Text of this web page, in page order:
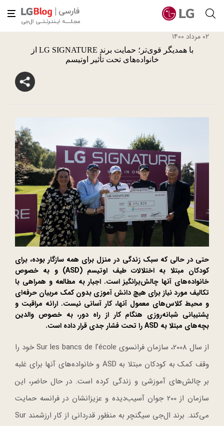
۰۲ مرداد ۱۴۰۰
با همدیگر قوی‌تر؛ حمایت برند LG SIGNATURE از
خانواده‌های تحت تأثیر اوتیسم
حتی در حالی که سبک زندگی در منزل برای همه سازگار بوده، برای
کودکان مبتلا به اختلالات طیف اوتیسم (ASD) و به خصوص
خانواده‌های آنها چالش‌برانگیز است. اجبار به مطالعه و همراهی با
تکالیف مورد نیاز برای هیچ دانش آموزی بدون کمک مربیان حرفه‌ای
و محیط کلاس‌های معمول آنها، کار آسانی نیست. ارائه مراقبت و
پشتیبانی شبانه‌روزی هنگام کار از راه دور، به خصوص والدین
بچه‌های مبتلا به ASD را تحت فشار جدی قرار داده است.
از سال 2008، سازمان فرانسوی Sur les bancs de l’école خود را
وقف کمک به کودکان مبتلا به ASD و خانواده‌های آنها برای غلبه
بر چالش‌های آموزشی و زندگی کرده است. در حال حاضر، این
سازمان از 200 جوان آسیب‌دیده و عزیزانشان در فرانسه حمایت
می‌کند. برند ال‌جی سیگنچر به منظور قدردانی از کار ارزشمند Sur